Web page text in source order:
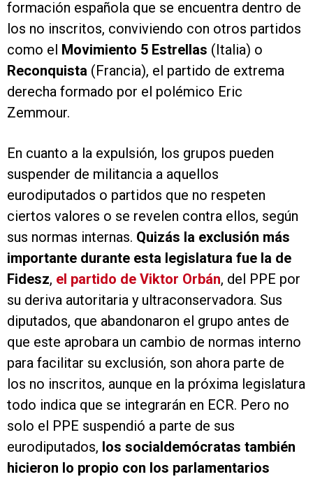
formación española que se encuentra dentro de
los no inscritos, conviviendo con otros partidos
como el Movimiento 5 Estrellas (Italia) o
Reconquista (Francia), el partido de extrema
derecha formado por el polémico Eric
Zemmour.
En cuanto a la expulsión, los grupos pueden
suspender de militancia a aquellos
eurodiputados o partidos que no respeten
ciertos valores o se revelen contra ellos, según
sus normas internas. Quizás la exclusión más
importante durante esta legislatura fue la de
Fidesz, el partido de Viktor Orbán, del PPE por
su deriva autoritaria y ultraconservadora. Sus
diputados, que abandonaron el grupo antes de
que este aprobara un cambio de normas interno
para facilitar su exclusión, son ahora parte de
los no inscritos, aunque en la próxima legislatura
todo indica que se integrarán en ECR. Pero no
solo el PPE suspendió a parte de sus
eurodiputados, los socialdemócratas también
hicieron lo propio con los parlamentarios